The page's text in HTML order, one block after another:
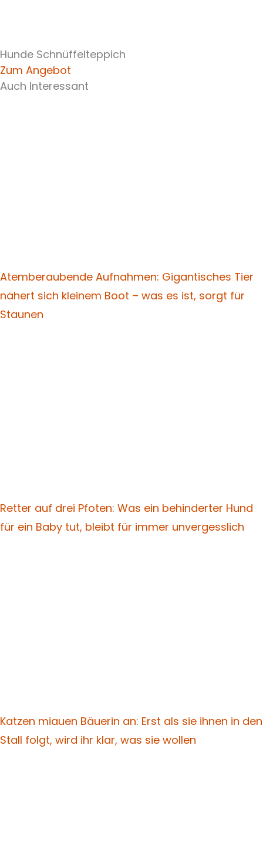
Hunde Schnüffelteppich
Zum Angebot
Auch Interessant
Atemberaubende Aufnahmen: Gigantisches Tier
nähert sich kleinem Boot – was es ist, sorgt für
Staunen
Retter auf drei Pfoten: Was ein behinderter Hund
für ein Baby tut, bleibt für immer unvergesslich
Katzen miauen Bäuerin an: Erst als sie ihnen in den
Stall folgt, wird ihr klar, was sie wollen